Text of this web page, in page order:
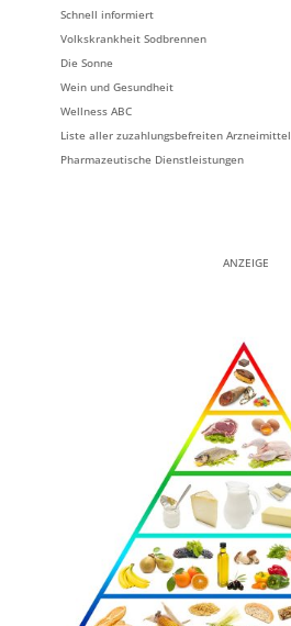
Schnell informiert
Volkskrankheit Sodbrennen
Die Sonne
Wein und Gesundheit
Wellness ABC
Liste aller zuzahlungsbefreiten Arzneimittel
Pharmazeutische Dienstleistungen
ANZEIGE